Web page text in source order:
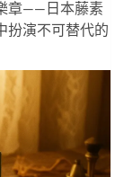
章——日本藤素
扮演不可替代的